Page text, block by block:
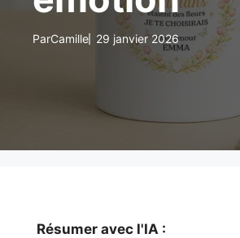
ParCamille 29 janvier 2026
Résumer avec l'IA :